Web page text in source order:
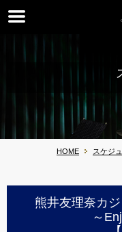
HOME スケジ
熊井友理奈カ
～